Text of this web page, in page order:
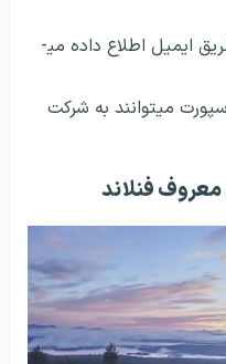
ایمیل اطلاع داده می­
می­توانند به شرکت
فنلاند